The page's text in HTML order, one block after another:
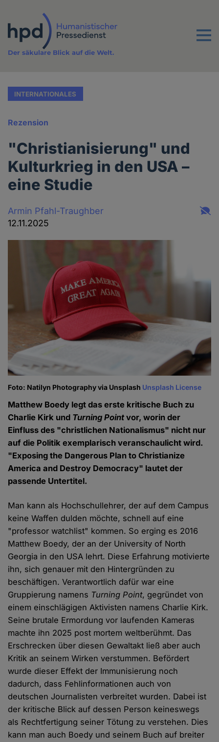
Inhalt
Menu
Der säkulare Blick auf die Welt.
INTERNATIONALES
Rezension
"Christianisierung" und
Kulturkrieg in den USA –
eine Studie
Armin Pfahl-Traughber
12.11.2025
Foto: Natilyn Photography via Unsplash Unsplash License
Matthew Boedy legt das erste kritische Buch zu
Charlie Kirk und Turning Point vor, worin der
Einfluss des "christlichen Nationalismus" nicht nur
auf die Politik exemplarisch veranschaulicht wird.
"Exposing the Dangerous Plan to Christianize
America and Destroy Democracy" lautet der
passende Untertitel.
Man kann als Hochschullehrer, der auf dem Campus
keine Waffen dulden möchte, schnell auf eine
"professor watchlist" kommen. So erging es 2016
Matthew Boedy, der an der University of North
Georgia in den USA lehrt. Diese Erfahrung motivierte
ihn, sich genauer mit den Hintergründen zu
beschäftigen. Verantwortlich dafür war eine
Gruppierung namens Turning Point, gegründet von
einem einschlägigen Aktivisten namens Charlie Kirk.
Seine brutale Ermordung vor laufenden Kameras
machte ihn 2025 post mortem weltberühmt. Das
Erschrecken über diesen Gewaltakt ließ aber auch
Kritik an seinem Wirken verstummen. Befördert
wurde dieser Effekt der Immunisierung noch
dadurch, dass Fehlinformationen auch von
deutschen Journalisten verbreitet wurden. Dabei ist
der kritische Blick auf dessen Person keineswegs
als Rechtfertigung seiner Tötung zu verstehen. Dies
kann man auch Boedy und seinem Buch auf breiter